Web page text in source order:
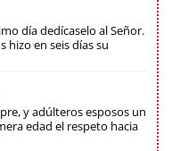
día dedícaselo al Señor.
hizo en seis días su
y adúlteros esposos un
edad el respeto hacia